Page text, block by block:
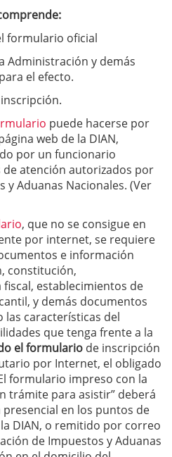
formulario oficial
Administración y demás
el efecto.
puede hacerse por
web de la DIAN,
por un funcionario
atención autorizados por
y Aduanas Nacionales. (Ver
, que no se consigue en
por internet, se requiere
e información
constitución,
establecimientos de
y demás documentos
características del
que tenga frente a la
el formulario de inscripción
por Internet, el obligado
formulario impreso con la
trámite para asistir” deberá
en los puntos de
DIAN, o remitido por correo
de Impuestos y Aduanas